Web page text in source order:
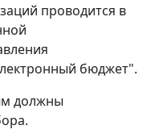
проводится в
бюджет".
должны